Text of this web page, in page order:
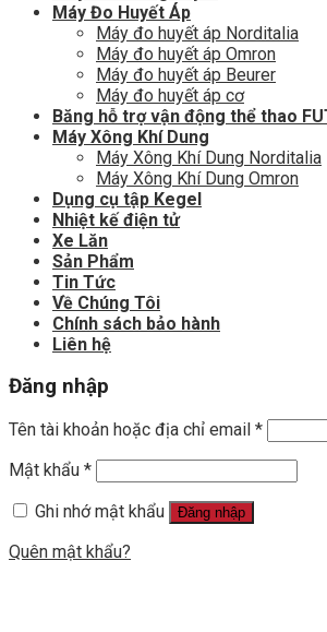
Máy Đo Huyết Áp
Máy đo huyết áp Norditalia
Máy đo huyết áp Omron
Máy đo huyết áp Beurer
Máy đo huyết áp cơ
Băng hỗ trợ vận động thể thao
Máy Xông Khí Dung
Máy Xông Khí Dung Norditalia
Máy Xông Khí Dung Omron
Dụng cụ tập Kegel
Nhiệt kế điện tử
Xe Lăn
Sản Phẩm
Tin Tức
Về Chúng Tôi
Chính sách bảo hành
Liên hệ
Đăng nhập
Tên tài khoản hoặc địa chỉ email *
Mật khẩu *
Ghi nhớ mật khẩu
Đăng nhập
Quên mật khẩu?